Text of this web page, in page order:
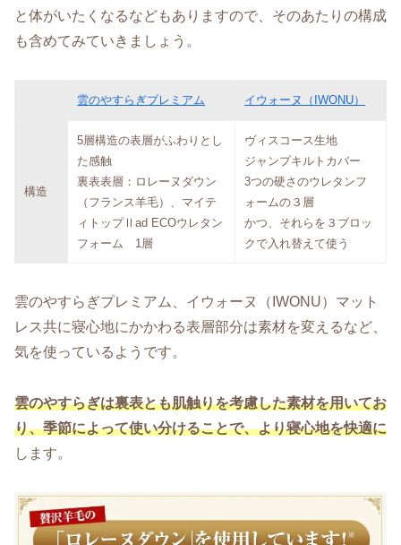
と体がいたくなるなどもありますので、そのあたりの構成
も含めてみていきましょう。
雲のやすらぎプレミアム イウォーヌ（IWONU）
構造
5層構造の表層がふわりとし
た感触
裏表表層：ロレーヌダウン
（フランス羊毛）、マイテ
ィトップⅡad ECOウレタン
フォーム 1層
ヴィスコース生地
ジャンプキルトカバー
3つの硬さのウレタンフ
ォームの３層
かつ、それらを３ブロッ
クで入れ替えて使う
雲のやすらぎプレミアム、イウォーヌ（IWONU）マット
レス共に寝心地にかかわる表層部分は素材を変えるなど、
気を使っているようです。
雲のやすらぎは裏表とも肌触りを考慮した素材を用いてお
り、季節によって使い分けることで、より寝心地を快適に
します。